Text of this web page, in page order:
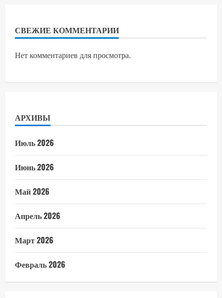
СВЕЖИЕ КОММЕНТАРИИ
Нет комментариев для просмотра.
АРХИВЫ
Июль 2026
Июнь 2026
Май 2026
Апрель 2026
Март 2026
Февраль 2026